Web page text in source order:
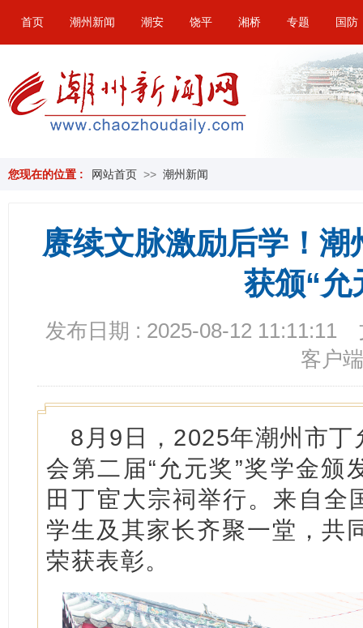
首页 潮州新闻 潮安 饶平 湘桥 专题 国防
您现在的位置 : 网站首页 >> 潮州新闻
赓续文脉激励后学！
获颁“允
发布日期 : 2025-08-12 11:11:11
客户端
8月9日，2025年潮州市
会第二届“允元奖”奖学金颁
田丁宦大宗祠举行。来自全
学生及其家长齐聚一堂，共
荣获表彰。